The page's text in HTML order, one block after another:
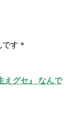
す＊
えグセ』 なんで